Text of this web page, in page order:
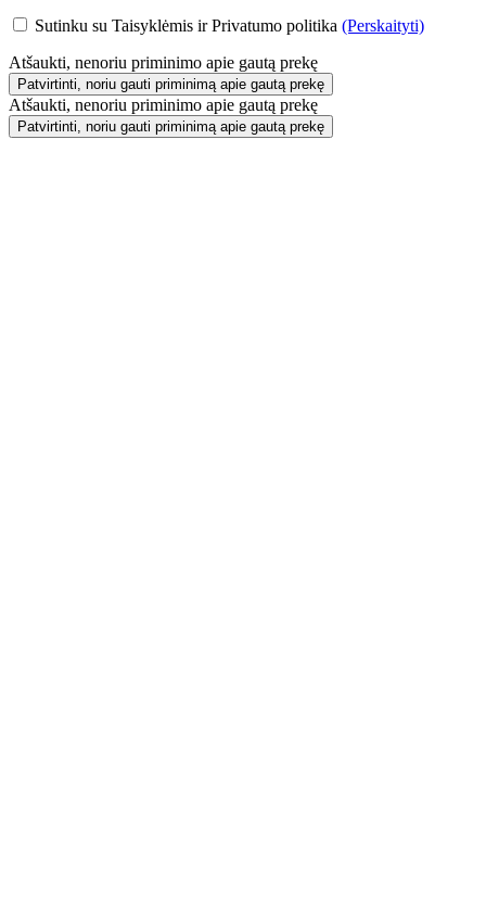
Sutinku su Taisyklėmis ir Privatumo politika (Perskaityti)
Atšaukti, nenoriu priminimo apie gautą prekę
Patvirtinti, noriu gauti priminimą apie gautą prekę
Atšaukti, nenoriu priminimo apie gautą prekę
Patvirtinti, noriu gauti priminimą apie gautą prekę